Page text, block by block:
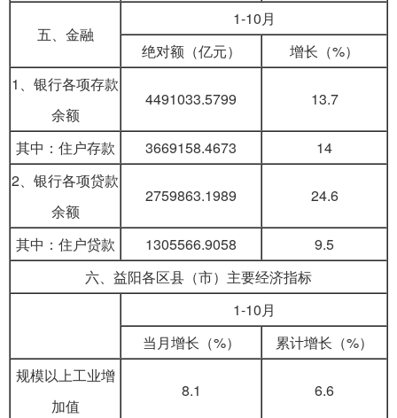
五、金融
1-10月
绝对额（亿元）
增长（%）
1、银行各项存款
余额
4491033.5799 13.7
其中：住户存款 3669158.4673
14
2、银行各项贷款
余额
2759863.1989 24.6
其中：住户贷款 1305566.9058
9.5
六、益阳各区县（市）主要经济指标
1-10月
当月增长（%）
累计增长（%）
规模以上工业增
加值
8.1 6.6